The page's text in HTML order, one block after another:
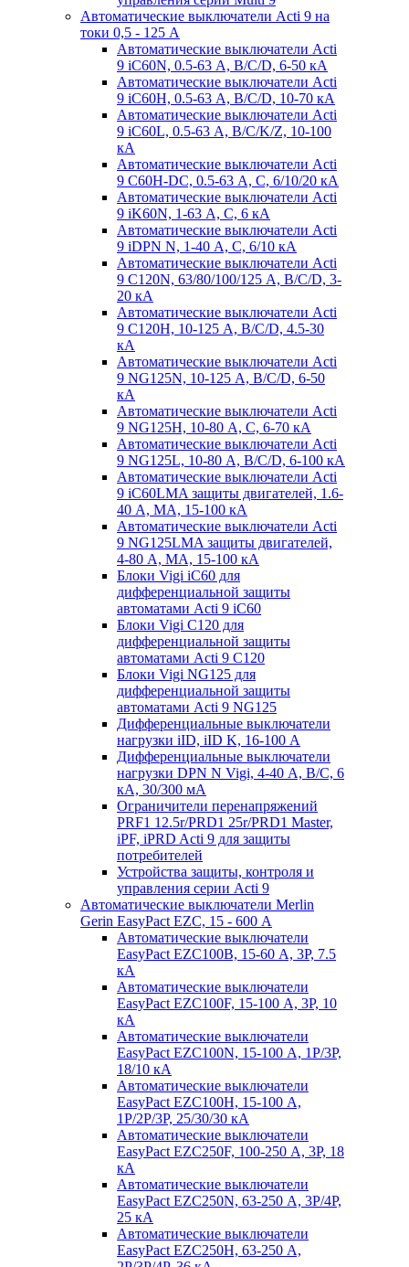
Автоматические выключатели Acti 9 на
токи 0,5 - 125 А
Автоматические выключатели Acti
9 iC60N, 0.5-63 А, B/C/D, 6-50 кА
Автоматические выключатели Acti
9 iC60H, 0.5-63 А, B/C/D, 10-70 кА
Автоматические выключатели Acti
9 iC60L, 0.5-63 А, B/C/K/Z, 10-100
кА
Автоматические выключатели Acti
9 C60H-DC, 0.5-63 А, C, 6/10/20 кА
Автоматические выключатели Acti
9 iK60N, 1-63 А, C, 6 кА
Автоматические выключатели Acti
9 iDPN N, 1-40 А, C, 6/10 кА
Автоматические выключатели Acti
9 C120N, 63/80/100/125 А, B/C/D, 3-
20 кА
Автоматические выключатели Acti
9 C120H, 10-125 А, B/C/D, 4.5-30
кА
Автоматические выключатели Acti
9 NG125N, 10-125 А, B/C/D, 6-50
кА
Автоматические выключатели Acti
9 NG125H, 10-80 А, C, 6-70 кА
Автоматические выключатели Acti
9 NG125L, 10-80 А, B/C/D, 6-100 кА
Автоматические выключатели Acti
9 iC60LMA защиты двигателей, 1.6-
40 А, MA, 15-100 кА
Автоматические выключатели Acti
9 NG125LMA защиты двигателей,
4-80 А, MA, 15-100 кА
Блоки Vigi iC60 для
дифференциальной защиты
автоматами Acti 9 iC60
Блоки Vigi C120 для
дифференциальной защиты
автоматами Acti 9 C120
Блоки Vigi NG125 для
дифференциальной защиты
автоматами Acti 9 NG125
Дифференциальные выключатели
нагрузки iID, iID K, 16-100 А
Дифференциальные выключатели
нагрузки DPN N Vigi, 4-40 А, B/C, 6
кА, 30/300 мА
Ограничители перенапряжений
PRF1 12.5r/PRD1 25r/PRD1 Master,
iPF, iPRD Acti 9 для защиты
потребителей
Устройства защиты, контроля и
управления серии Acti 9
Автоматические выключатели Merlin
Gerin EasyPact EZC, 15 - 600 А
Автоматические выключатели
EasyPact EZC100B, 15-60 А, 3P, 7.5
кА
Автоматические выключатели
EasyPact EZC100F, 15-100 А, 3P, 10
кА
Автоматические выключатели
EasyPact EZC100N, 15-100 А, 1P/3P,
18/10 кА
Автоматические выключатели
EasyPact EZC100H, 15-100 А,
1P/2P/3P, 25/30/30 кА
Автоматические выключатели
EasyPact EZC250F, 100-250 А, 3P, 18
кА
Автоматические выключатели
EasyPact EZC250N, 63-250 А, 3P/4P,
25 кА
Автоматические выключатели
EasyPact EZC250H, 63-250 А,